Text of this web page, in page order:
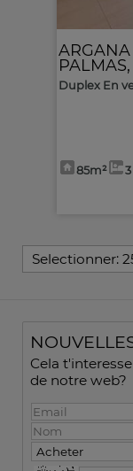
ARGANA
Duplex En
85m² 3
Selectionner:
Cela
de notre web?